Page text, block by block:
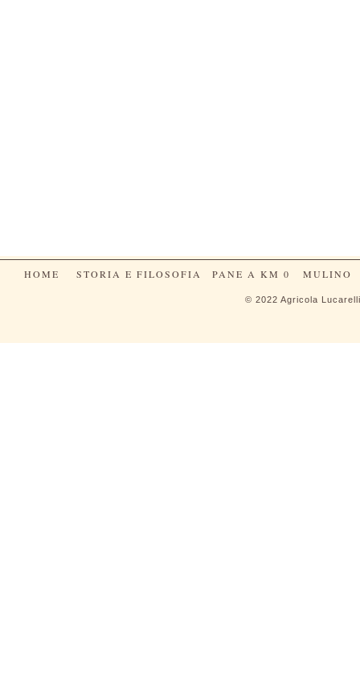
HOME STORIA E FILOSOFIA PANE A KM 0 MULINO
© 2022 Agricola